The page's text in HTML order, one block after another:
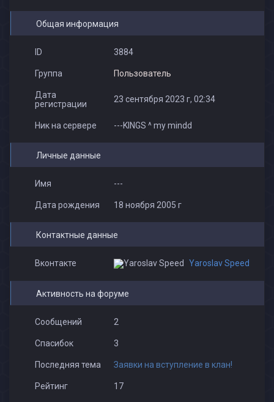
Общая информация
ID 3884
Группа Пользователь
Дата
регистрации
23 сентября 2023 г, 02:34
Ник на сервере ---KINGS ^ my mindd
Личные данные
Имя ---
Дата рождения 18 ноября 2005 г
Контактные данные
Вконтакте Yaroslav Speed
Активность на форуме
Сообщений 2
Спасибок 3
Последняя тема Заявки на вступление в клан!
Рейтинг 17